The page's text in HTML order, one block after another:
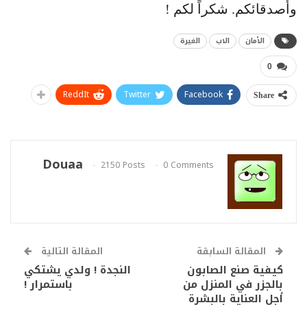
وأصدقائكم. شكراً لكم !
الأمان الاب الغيرة
0
Share
Facebook
Twitter
ReddIt
Douaa 2150 Posts 0 Comments
المقالة السابقة
كيفية صنع الصابون
بالجزر في المنزل من
أجل العناية بالبشرة
المقالة التالية
النجدة ! ولدي يشتكي
باستمرار !